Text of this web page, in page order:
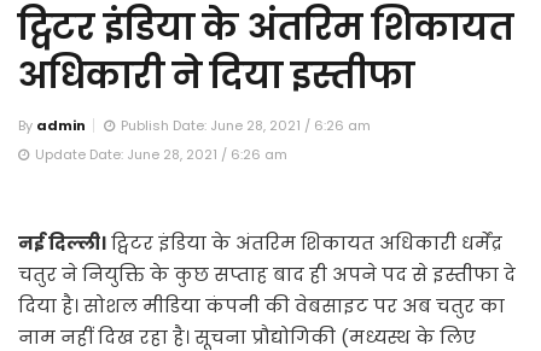
ट्विटर इंडिया के अंतरिम शिकायत
अधिकारी ने दिया इस्तीफा
By admin
Publish Date: June 28, 2021 / 6:26 am
Update Date: June 28, 2021 / 6:26 am
नई दिल्ली।ट्विटर इंडिया के अंतरिम शिकायत अधिकारी धर्मेंद्र
चतुर ने नियुक्ति के कुछ सप्ताह बाद ही अपने पद से इस्तीफा दे
दिया है। सोशल मीडिया कंपनी की वेबसाइट पर अब चतुर का
नाम नहीं दिख रहा है। सूचना प्रौद्योगिकी (मध्यस्थ के लिए